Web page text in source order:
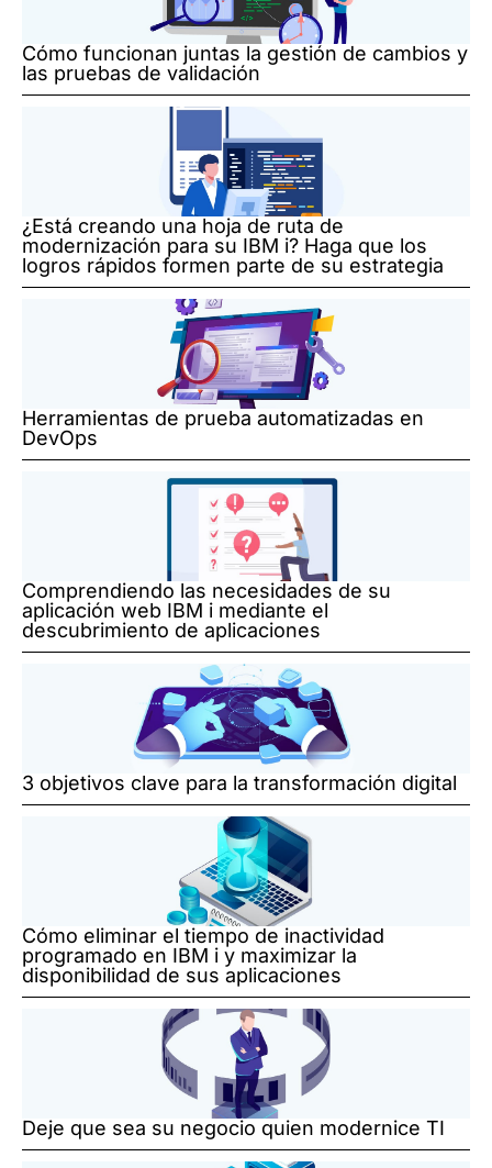
Cómo funcionan juntas la gestión de cambios y
las pruebas de validación
¿Está creando una hoja de ruta de
modernización para su IBM i? Haga que los
logros rápidos formen parte de su estrategia
Herramientas de prueba automatizadas en
DevOps
Comprendiendo las necesidades de su
aplicación web IBM i mediante el
descubrimiento de aplicaciones
3 objetivos clave para la transformación digital
Cómo eliminar el tiempo de inactividad
programado en IBM i y maximizar la
disponibilidad de sus aplicaciones
Deje que sea su negocio quien modernice TI